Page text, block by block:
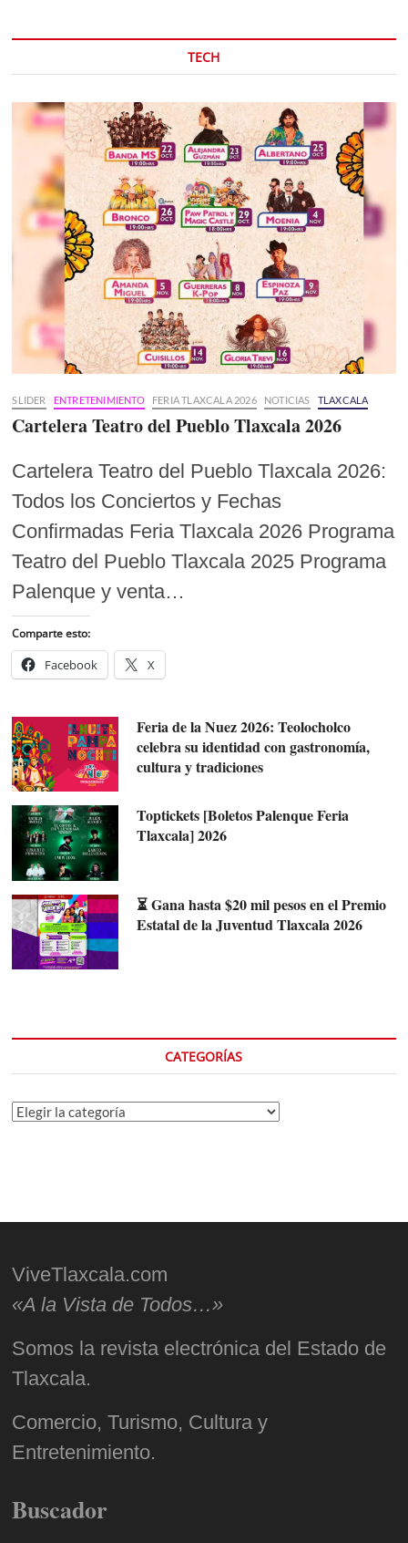
TECH
SLIDER ENTRETENIMIENTO FERIA TLAXCALA 2026 NOTICIAS TLAXCALA
Cartelera Teatro del Pueblo Tlaxcala 2026
Cartelera Teatro del Pueblo Tlaxcala 2026:
Todos los Conciertos y Fechas
Confirmadas Feria Tlaxcala 2026 Programa
Teatro del Pueblo Tlaxcala 2025 Programa
Palenque y venta…
Comparte esto:
Facebook X
Feria de la Nuez 2026: Teolocholco
celebra su identidad con gastronomía,
cultura y tradiciones
Toptickets [Boletos Palenque Feria
Tlaxcala] 2026
⏳ Gana hasta $20 mil pesos en el Premio
Estatal de la Juventud Tlaxcala 2026
CATEGORÍAS
Categorías
ViveTlaxcala.com
«A la Vista de Todos…»
Somos la revista electrónica del Estado de
Tlaxcala.
Comercio, Turismo, Cultura y
Entretenimiento.
Buscador